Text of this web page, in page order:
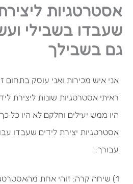
אסטרטגיות
שעבדו בשבילי
גם בשבילך
אני איש מכירות ואני עוסק
ראיתי אסטרטגיות שונות ליצירת
היו ממש יעילים וחלקם לא היו כל כך
אסטרטגיות יצירת לידים שעבדו
עבורך:
1) שיחה קרה: זוהי אחת